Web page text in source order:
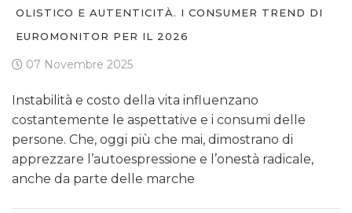
OLISTICO E AUTENTICITÀ. I CONSUMER TREND DI
EUROMONITOR PER IL 2026
07 Novembre 2025
Instabilità e costo della vita influenzano
costantemente le aspettative e i consumi delle
persone. Che, oggi più che mai, dimostrano di
apprezzare l’autoespressione e l’onestà radicale,
anche da parte delle marche